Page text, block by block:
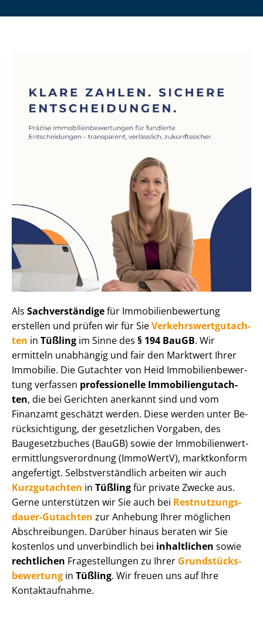
Als Sachverständigefür Im­mo­bi­li­en­be­wer­tung
erstellen und prüfen wir für SieVer­kehrs­wert­gut­ach­
ten in Tüßling im Sinne des § 194 BauGB. Wir
ermitteln unabhängig und fair den Marktwert Ihrer
Immobilie. Die Gutachter von Heid Im­mo­bi­li­en­be­wer­
tung verfassen professionelle Im­mo­bi­li­en­gut­ach­
ten, die bei Gerichten anerkannt sind und vom
Finanzamt geschätzt werden. Diese werden unter Be­
rück­sich­ti­gung, der gesetzlichen Vorgaben, des
Baugesetzbuches (BauGB) sowie der Im­mo­bi­li­en­wert­
ermitt­lungs­ver­ord­nung (ImmoWertV), marktkonform
angefertigt. Selbst­ver­ständ­lich arbeiten wir auch
Kurzgutachten in Tüßlingfür private Zwecke aus.
Gerne unterstützen wir Sie auch bei Rest­nut­zungs­
dau­er-Gutachten zur Anhebung Ihrer möglichen
Abschreibungen. Darüber hinaus beraten wir Sie
kostenlos und unverbindlich bei inhaltlichen sowie
rechtlichen Fragestellungen zu Ihrer Grund­stücks­
be­wer­tung in Tüßling. Wir freuen uns auf Ihre
Kontaktaufnahme.